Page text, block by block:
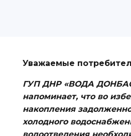
Уважаемые
ГУП ДНР «ВОДА
напоминает, что во
накопления
холодного